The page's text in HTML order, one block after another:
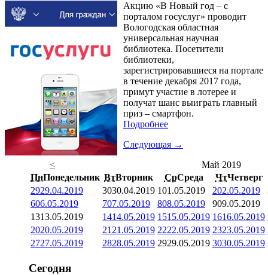
Акцию «В Новый год – с
порталом госуслуг» проводит
Вологодская областная
универсальная научная
библиотека. Посетители
библиотеки,
зарегистрировавшиеся на портале
в течение декабря 2017 года,
примут участие в лотерее и
получат шанс выиграть главный
приз – смартфон.
Подробнее
Следующая →
<
Май 2019
ПнПонедельник ВтВторник СрСреда ЧтЧетверг
2929.04.2019 3030.04.2019 101.05.2019 202.05.2019
606.05.2019 707.05.2019 808.05.2019 909.05.2019
1313.05.2019 1414.05.2019 1515.05.2019 1616.05.2019
2020.05.2019 21 21.05.2019 2222.05.2019 2323.05.2019
2727.05.2019 2828.05.2019 2929.05.2019 3030.05.2019
Сегодня